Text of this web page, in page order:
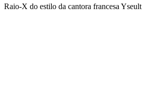
Raio-X do estilo da cantora francesa Yseult